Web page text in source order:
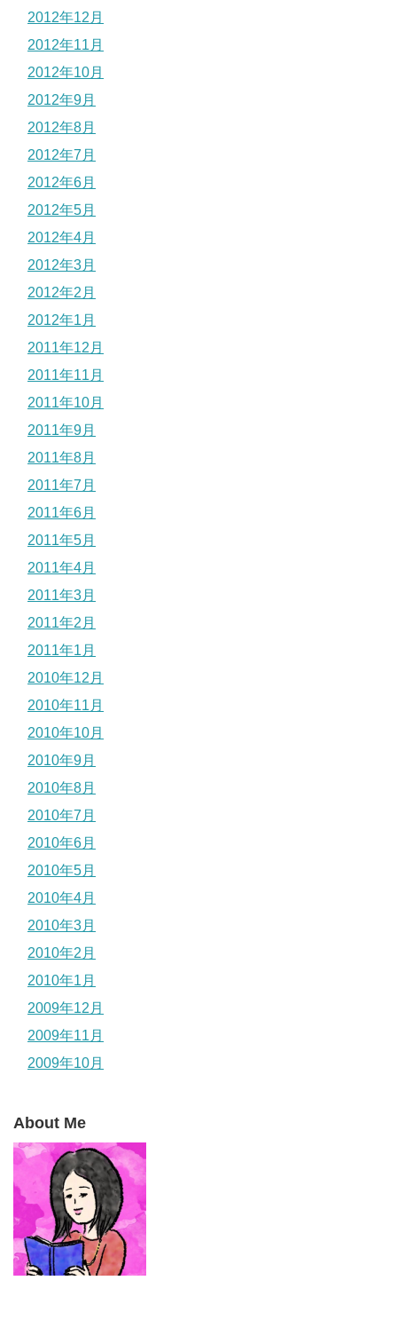
2012年12月
2012年11月
2012年10月
2012年9月
2012年8月
2012年7月
2012年6月
2012年5月
2012年4月
2012年3月
2012年2月
2012年1月
2011年12月
2011年11月
2011年10月
2011年9月
2011年8月
2011年7月
2011年6月
2011年5月
2011年4月
2011年3月
2011年2月
2011年1月
2010年12月
2010年11月
2010年10月
2010年9月
2010年8月
2010年7月
2010年6月
2010年5月
2010年4月
2010年3月
2010年2月
2010年1月
2009年12月
2009年11月
2009年10月
About Me